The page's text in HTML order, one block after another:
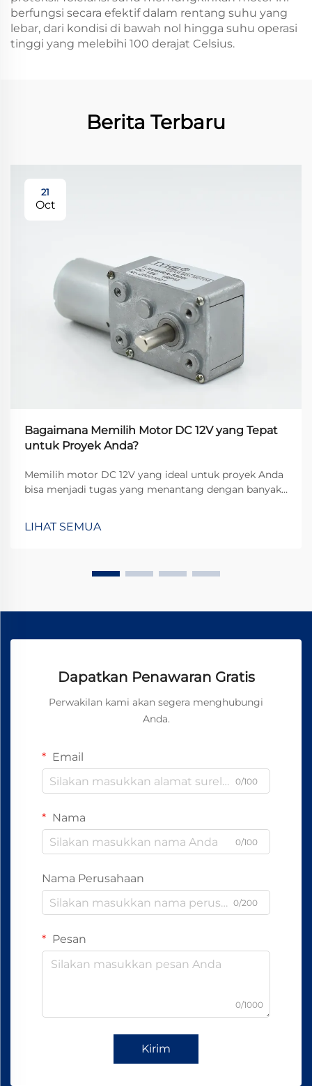
berfungsi secara efektif dalam rentang suhu yang
lebar, dari kondisi di bawah nol hingga suhu operasi
tinggi yang melebihi 100 derajat Celsius.
Berita Terbaru
21
Oct
Bagaimana Memilih Motor DC 12V yang Tepat
untuk Proyek Anda?
Memilih motor DC 12V yang ideal untuk proyek Anda
bisa menjadi tugas yang menantang dengan banyak
mobil khusus, atau perangkat rumah pintar, memilih
LIHAT SEMUA
Dapatkan Penawaran Gratis
Perwakilan kami akan segera menghubungi
Anda.
Email
0/100
Nama
0/100
Nama Perusahaan
0/200
Pesan
0/1000
Kirim